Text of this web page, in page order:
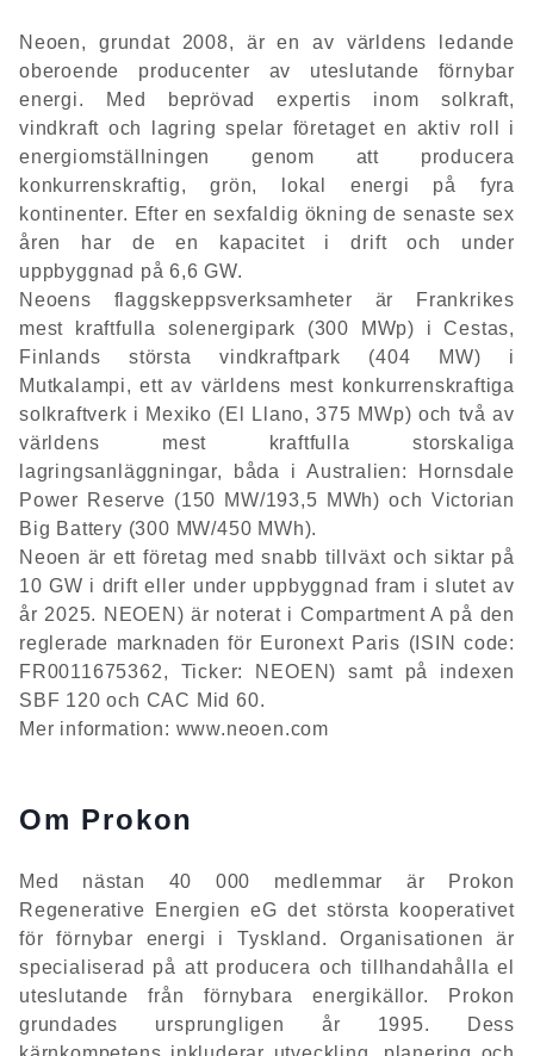
Neoen, grundat 2008, är en av världens ledande
oberoende producenter av uteslutande förnybar
energi. Med beprövad expertis inom solkraft,
vindkraft och lagring spelar företaget en aktiv roll i
energiomställningen genom att producera
konkurrenskraftig, grön, lokal energi på fyra
kontinenter. Efter en sexfaldig ökning de senaste sex
åren har de en kapacitet i drift och under
uppbyggnad på 6,6 GW.
Neoens flaggskeppsverksamheter är Frankrikes
mest kraftfulla solenergipark (300 MWp) i Cestas,
Finlands största vindkraftpark (404 MW) i
Mutkalampi, ett av världens mest konkurrenskraftiga
solkraftverk i Mexiko (El Llano, 375 MWp) och två av
världens mest kraftfulla storskaliga
lagringsanläggningar, båda i Australien: Hornsdale
Power Reserve (150 MW/193,5 MWh) och Victorian
Big Battery (300 MW/450 MWh).
Neoen är ett företag med snabb tillväxt och siktar på
10 GW i drift eller under uppbyggnad fram i slutet av
år 2025. NEOEN) är noterat i Compartment A på den
reglerade marknaden för Euronext Paris (ISIN code:
FR0011675362, Ticker: NEOEN) samt på indexen
SBF 120 och CAC Mid 60.
Mer information: www.neoen.com
Om Prokon
Med nästan 40 000 medlemmar är Prokon
Regenerative Energien eG det största kooperativet
för förnybar energi i Tyskland. Organisationen är
specialiserad på att producera och tillhandahålla el
uteslutande från förnybara energikällor. Prokon
grundades ursprungligen år 1995. Dess